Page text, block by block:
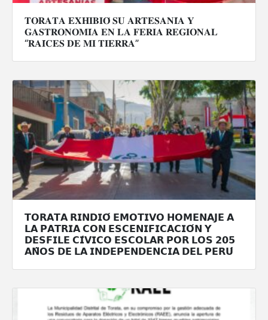
𝐓𝐎𝐑𝐀𝐓𝐀 𝐄𝐗𝐇𝐈𝐁𝐈𝐎́ 𝐒𝐔 𝐀𝐑𝐓𝐄𝐒𝐀𝐍𝐈́𝐀 𝐘
𝐆𝐀𝐒𝐓𝐑𝐎𝐍𝐎𝐌𝐈́𝐀 𝐄𝐍 𝐋𝐀 𝐅𝐄𝐑𝐈𝐀 𝐑𝐄𝐆𝐈𝐎𝐍𝐀𝐋
“𝐑𝐀𝐈́𝐂𝐄𝐒 𝐃𝐄 𝐌𝐈 𝐓𝐈𝐄𝐑𝐑𝐀”
𝗧𝗢𝗥𝗔𝗧𝗔 𝗥𝗜𝗡𝗗𝗜𝗢́ 𝗘𝗠𝗢𝗧𝗜𝗩𝗢 𝗛𝗢𝗠𝗘𝗡𝗔𝗝𝗘 𝗔
𝗟𝗔 𝗣𝗔𝗧𝗥𝗜𝗔 𝗖𝗢𝗡 𝗘𝗦𝗖𝗘𝗡𝗜𝗙𝗜𝗖𝗔𝗖𝗜𝗢́𝗡 𝗬
𝗗𝗘𝗦𝗙𝗜𝗟𝗘 𝗖𝗜́𝗩𝗜𝗖𝗢 𝗘𝗦𝗖𝗢𝗟𝗔𝗥 𝗣𝗢𝗥 𝗟𝗢𝗦 𝟮𝟬𝟱
𝗔𝗡̃𝗢𝗦 𝗗𝗘 𝗟𝗔 𝗜𝗡𝗗𝗘𝗣𝗘𝗡𝗗𝗘𝗡𝗖𝗜𝗔 𝗗𝗘𝗟 𝗣𝗘𝗥𝗨́